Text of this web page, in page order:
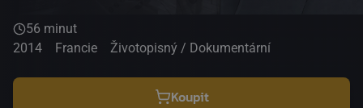
56 minut
2014
Francie Životopisný / Dokumentární
Koupit